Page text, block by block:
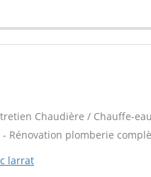
Chaudière / Chauffe-
Rénovation plomberie
larrat